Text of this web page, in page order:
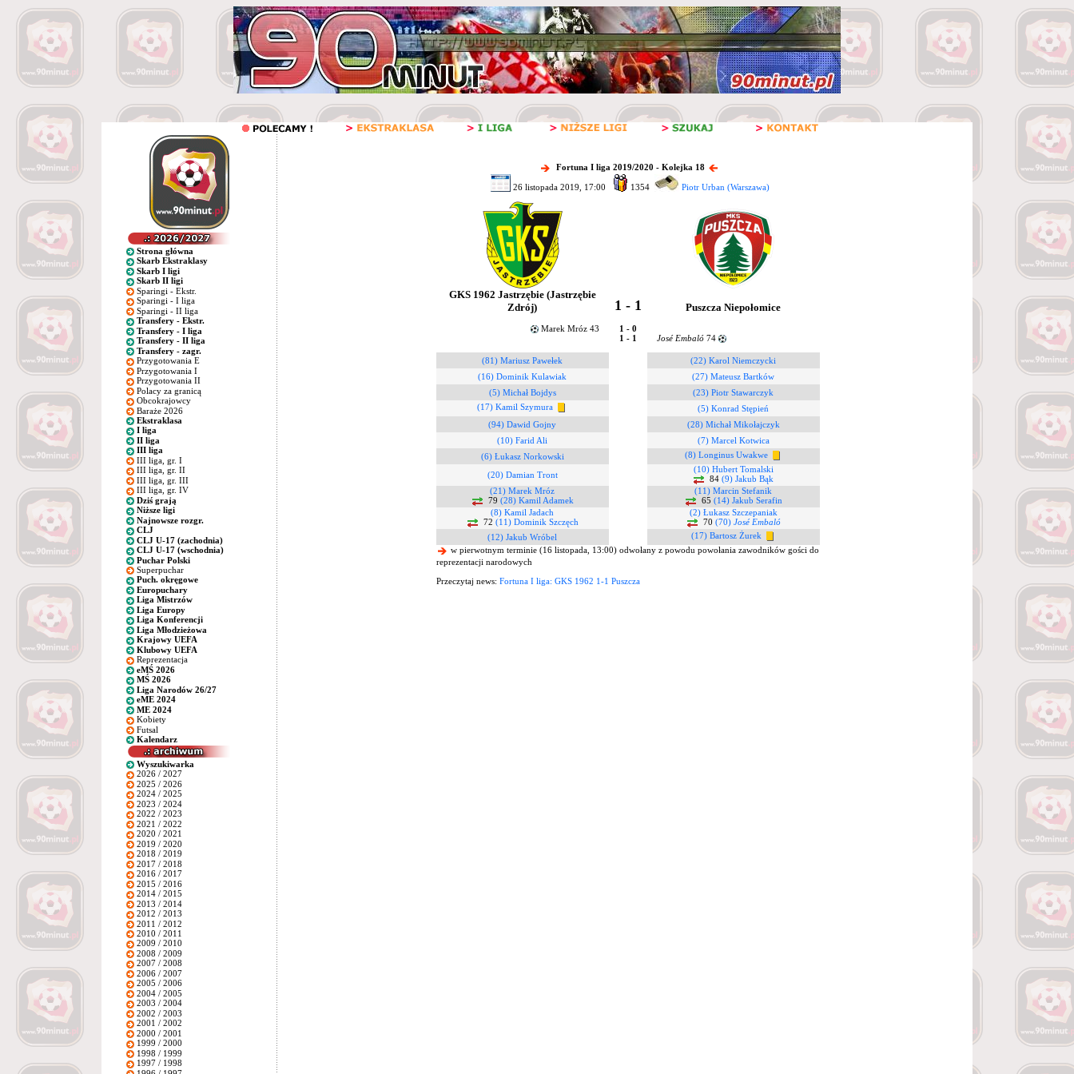
Strona główna
Skarb Ekstraklasy
Skarb I ligi
Skarb II ligi
Sparingi - Ekstr.
Sparingi - I liga
Sparingi - II liga
Transfery - Ekstr.
Transfery - I liga
Transfery - II liga
Transfery - zagr.
Przygotowania E
Przygotowania I
Przygotowania II
Polacy za granicą
Obcokrajowcy
Baraże 2026
Ekstraklasa
I liga
II liga
III liga
III liga, gr. I
III liga, gr. II
III liga, gr. III
III liga, gr. IV
Dziś grają
Niższe ligi
Najnowsze rozgr.
CLJ
CLJ U-17 (zachodnia)
CLJ U-17 (wschodnia)
Puchar Polski
Superpuchar
Puch. okręgowe
Europuchary
Liga Mistrzów
Liga Europy
Liga Konferencji
Liga Młodzieżowa
Krajowy UEFA
Klubowy UEFA
Reprezentacja
eMŚ 2026
MŚ 2026
Liga Narodów 26/27
eME 2024
ME 2024
Kobiety
Futsal
Kalendarz
Wyszukiwarka
2026 / 2027
2025 / 2026
2024 / 2025
2023 / 2024
2022 / 2023
2021 / 2022
2020 / 2021
2019 / 2020
2018 / 2019
2017 / 2018
2016 / 2017
2015 / 2016
2014 / 2015
2013 / 2014
2012 / 2013
2011 / 2012
2010 / 2011
2009 / 2010
2008 / 2009
2007 / 2008
2006 / 2007
2005 / 2006
2004 / 2005
2003 / 2004
2002 / 2003
2001 / 2002
2000 / 2001
1999 / 2000
1998 / 1999
1997 / 1998
Fortuna I liga 2019/2020 - Kolejka 18
26 listopada 2019, 17:00 1354 Piotr Urban (Warszawa)
GKS 1962 Jastrzębie (Jastrzębie
Zdrój)
1 - 1 Puszcza Niepołomice
Marek Mróz 43
1 - 0
1 - 1
José Embaló74
(81) Mariusz Pawełek
(22) Karol Niemczycki
(16) Dominik Kulawiak
(27) Mateusz Bartków
(5) Michał Bojdys
(23) Piotr Stawarczyk
(17) Kamil Szymura
(5) Konrad Stępień
(94) Dawid Gojny
(28) Michał Mikołajczyk
(10) Farid Ali
(7) Marcel Kotwica
(6) Łukasz Norkowski
(8) Longinus Uwakwe
(20) Damian Tront
(10) Hubert Tomalski
84 (9) Jakub Bąk
(21) Marek Mróz
79 (28) Kamil Adamek
(11) Marcin Stefanik
65 (14) Jakub Serafin
(8) Kamil Jadach
72 (11) Dominik Szczęch
(2) Łukasz Szczepaniak
70 (70) José Embaló
(12) Jakub Wróbel
(17) Bartosz Żurek
w pierwotnym terminie (16 listopada, 13:00) odwołany z powodu powołania zawodników gości do
reprezentacji narodowych
Przeczytaj news: Fortuna I liga: GKS 1962 1-1 Puszcza